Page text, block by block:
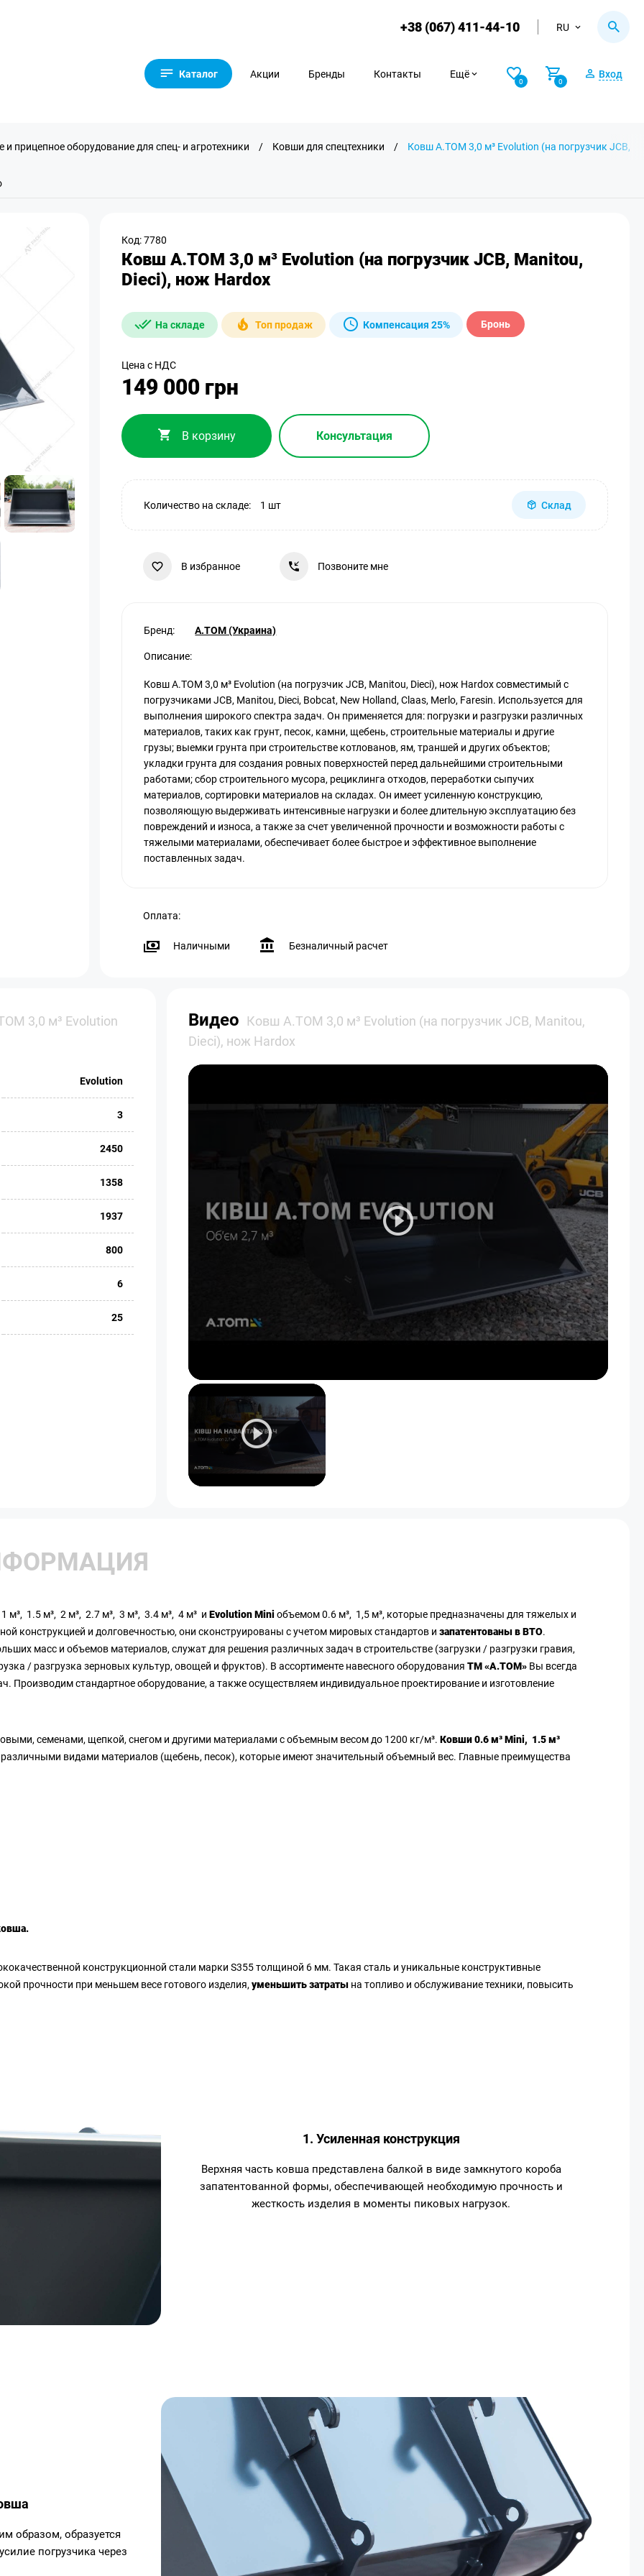
+38 (067) 411-44-10 RU
Каталог Акции Бренды Контакты Ещё
0 0
Вход
и прицепное оборудование для спец- и агротехники / Ковши для спецтехники / Ковш A.TOM 3,0 м³ Evolution (на погрузчик JCB,
Код: 7780
Ковш A.TOM 3,0 м³ Evolution (на погрузчик JCB, Manitou,
Dieci), нож Hardox
На складе Топ продаж Компенсация 25% Бронь
Цена с НДС
149 000 грн
В корзину Консультация
Количество на складе: 1 шт Склад
В избранное Позвоните мне
Бренд: A.TOM (Украина)
Описание:
Ковш A.TOM 3,0 м³ Evolution (на погрузчик JCB, Manitou, Dieci), нож Hardox совместимый с
погрузчиками JCB, Manitou, Dieci, Bobсat, New Holland, Claas, Merlo, Faresin. Используется для
выполнения широкого спектра задач. Он применяется для: погрузки и разгрузки различных
материалов, таких как грунт, песок, камни, щебень, строительные материалы и другие
грузы; выемки грунта при строительстве котлованов, ям, траншей и других объектов;
укладки грунта для создания ровных поверхностей перед дальнейшими строительными
работами; сбор строительного мусора, рециклинга отходов, переработки сыпучих
материалов, сортировки материалов на складах. Он имеет усиленную конструкцию,
позволяющую выдерживать интенсивные нагрузки и более длительную эксплуатацию без
повреждений и износа, а также за счет увеличенной прочности и возможности работы с
тяжелыми материалами, обеспечивает более быстрое и эффективное выполнение
поставленных задач.
Оплата:
Наличными Безналичный расчет
3,0 м³ Evolution
Evolution
3
2450
1358
1937
800
6
25
Видео
Ковш A.TOM 3,0 м³ Evolution (на погрузчик JCB, Manitou,
Dieci), нож Hardox
м³, 1.5 м³, 2 м³, 2.7 м³, 3 м³, 3.4 м³, 4 м³ и Evolution Mini объемом 0.6 м³, 1,5 м³, которые предназначены для тяжелых и
конструкцией и долговечностью, они сконструированы с учетом мировых стандартов и запатентованы в ВТО.
масс и объемов материалов, служат для решения различных задач в строительстве (загрузки / разгрузки гравия,
/ разгрузка зерновых культур, овощей и фруктов). В ассортименте навесного оборудования ТМ «А.ТОМ» Вы всегда
Производим стандартное оборудование, а также осуществляем индивидуальное проектирование и изготовление
семенами, щепкой, снегом и другими материалами с объемным весом до 1200 кг/м³. Ковши 0.6 м³ Mini, 1.5 м³
различными видами материалов (щебень, песок), которые имеют значительный объемный вес. Главные преимущества
конструкционной стали марки S355 толщиной 6 мм. Такая сталь и уникальные конструктивные
прочности при меньшем весе готового изделия,уменьшить затраты на топливо и обслуживание техники, повысить
1. Усиленная конструкция
Верхняя часть ковша представлена балкой в виде замкнутого короба
запатентованной формы, обеспечивающей необходимую прочность и
жесткость изделия в моменты пиковых нагрузок.
образом, образуется
погрузчика через